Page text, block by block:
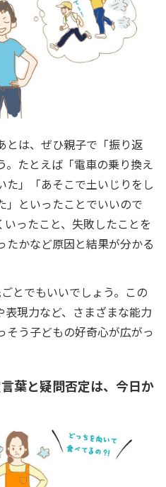
とは、ぜひ親子で「振り返
。たとえば「電車の乗り換え
た」「あそこで土いじりをし
」といったことでいいので
ったこと、失敗したことを
たかなど原因と結果が分かる
とでもいいでしょう。この
現力など、さまざまな能力
そう子どもの好奇心が広がっ
葉と疑問否定は、今日か